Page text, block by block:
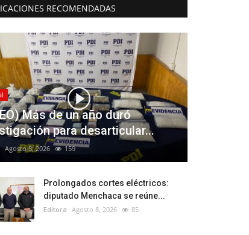
RECOMENDADAS
Más de un año duró
para desarticular...
Agosto 8, 2026 159
Prolongados cortes eléctricos:
diputado Menchaca se reúne...
Editora Agosto 8, 2026 85